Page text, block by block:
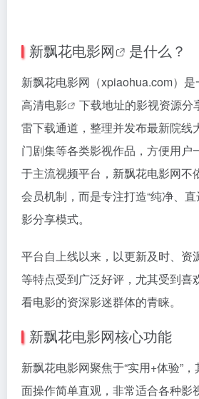
新飘花电影网 是什么？
新飘花电影网（xpiaohua.com）
高清电影
下载地址的影视资源分
雷下载通道，整理并发布最新院线
门剧集等各类影视作品，方便用户
于主流视频平台，新飘花电影网不
会员机制，而是专注打造“纯净、
影分享模式。
平台自上线以来，以更新及时、资
等特点受到广泛好评，尤其受到喜
看电影的资深影迷群体的青睐。
新飘花电影网核心功能
新飘花电影网聚焦于“实用+体验”
面操作简单直观，非常适合各种影